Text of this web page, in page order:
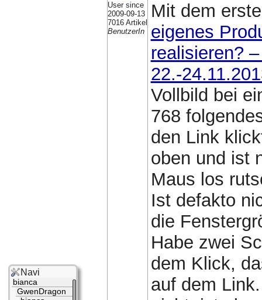
User since
2009-09-13
7016 Artikel
BenutzerIn
Mit dem
eigenes
realisieren?
22.-
Vollbild bei
768
den Link
oben und ist
Maus los
Ist defakto
die
Habe zwei
dem Klick,
auf dem
Navi
bianca
GwenDragon